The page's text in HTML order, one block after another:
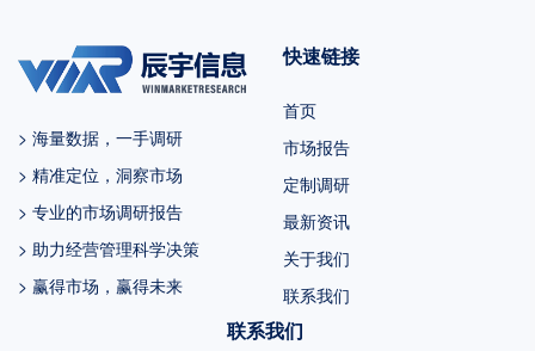
元，同期美国市场CAGR预计大约
为 %。未来几年，亚太地区的重
> 海量数据，一手调研
> 精准定位，洞察市场
> 专业的市场调研报告
> 助力经营管理科学决策
> 赢得市场，赢得未来
快速链接
首页
市场报告
定制调研
最新资讯
关于我们
联系我们
联系我们